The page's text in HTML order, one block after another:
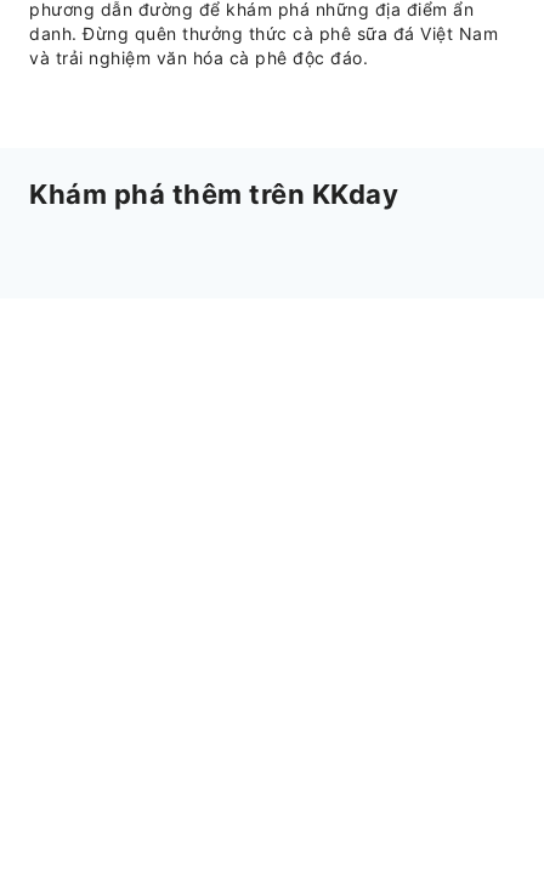
phương dẫn đường để khám phá những địa điểm ẩn
danh. Đừng quên thưởng thức cà phê sữa đá Việt Nam
và trải nghiệm văn hóa cà phê độc đáo.
Khám phá thêm trên KKday